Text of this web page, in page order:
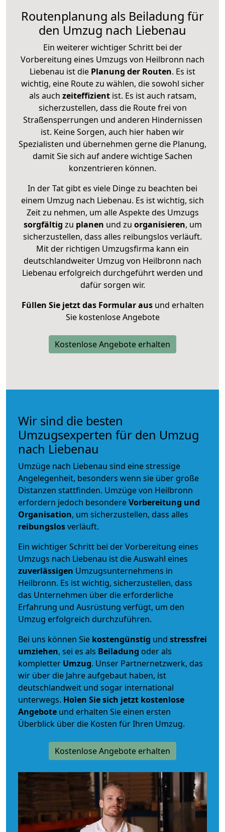
Routenplanung als Beiladung für
den Umzug nach Liebenau
Ein weiterer wichtiger Schritt bei der
Vorbereitung eines Umzugs von Heilbronn nach
Liebenau ist die Planung der Routen. Es ist
wichtig, eine Route zu wählen, die sowohl sicher
als auch zeiteffizientist. Es ist auch ratsam,
sicherzustellen, dass die Route frei von
Straßensperrungen und anderen Hindernissen
ist. Keine Sorgen, auch hier haben wir
Spezialisten und übernehmen gerne die Planung,
damit Sie sich auf andere wichtige Sachen
konzentrieren können.
In der Tat gibt es viele Dinge zu beachten bei
einem Umzug nach Liebenau. Es ist wichtig, sich
Zeit zu nehmen, um alle Aspekte des Umzugs
sorgfältig zu planen und zu organisieren, um
sicherzustellen, dass alles reibungslos verläuft.
Mit der richtigen Umzugsfirma kann ein
deutschlandweiter Umzug von Heilbronn nach
Liebenau erfolgreich durchgeführt werden und
dafür sorgen wir.
Füllen Sie jetzt das Formular ausund erhalten
Sie kostenlose Angebote
Kostenlose Angebote erhalten
Wir sind die besten
Umzugsexperten für den Umzug
nach Liebenau
Umzüge nach Liebenau sind eine stressige
Angelegenheit, besonders wenn sie über große
Distanzen stattfinden. Umzüge von Heilbronn
erfordern jedoch besondereVorbereitung und
Organisation, um sicherzustellen, dass alles
reibungslosverläuft.
Ein wichtiger Schritt bei der Vorbereitung eines
Umzugs nach Liebenau ist die Auswahl eines
zuverlässigen Umzugsunternehmens in
Heilbronn. Es ist wichtig, sicherzustellen, dass
das Unternehmen über die erforderliche
Erfahrung und Ausrüstung verfügt, um den
Umzug erfolgreich durchzuführen.
Bei uns können Sie kostengünstig und stressfrei
umziehen, sei es als Beiladung oder als
kompletter Umzug. Unser Partnernetzwerk, das
wir über die Jahre aufgebaut haben, ist
deutschlandweit und sogar international
unterwegs. Holen Sie sich jetzt kostenlose
Angebote und erhalten Sie einen ersten
Überblick über die Kosten für Ihren Umzug.
Kostenlose Angebote erhalten